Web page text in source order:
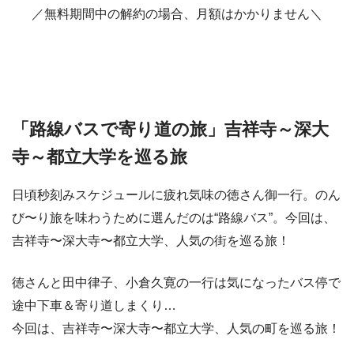
／無料期間中の解約の場合、月額はかかりません＼
「路線バスで寄り道の旅」吉祥寺～深大
寺～都立大学を巡る旅
日頃秒刻みスケジュールに疲れ気味の徳さん御一行。のん
び〜り旅を味わうために選んだのは“路線バス”。今回は、
吉祥寺〜深大寺〜都立大学、人気の街を巡る旅！
徳さんと田中律子、小倉久寛の一行は気になったバス停で
途中下車＆寄り道しまくり…
今回は、吉祥寺〜深大寺〜都立大学、人気の町を巡る旅！